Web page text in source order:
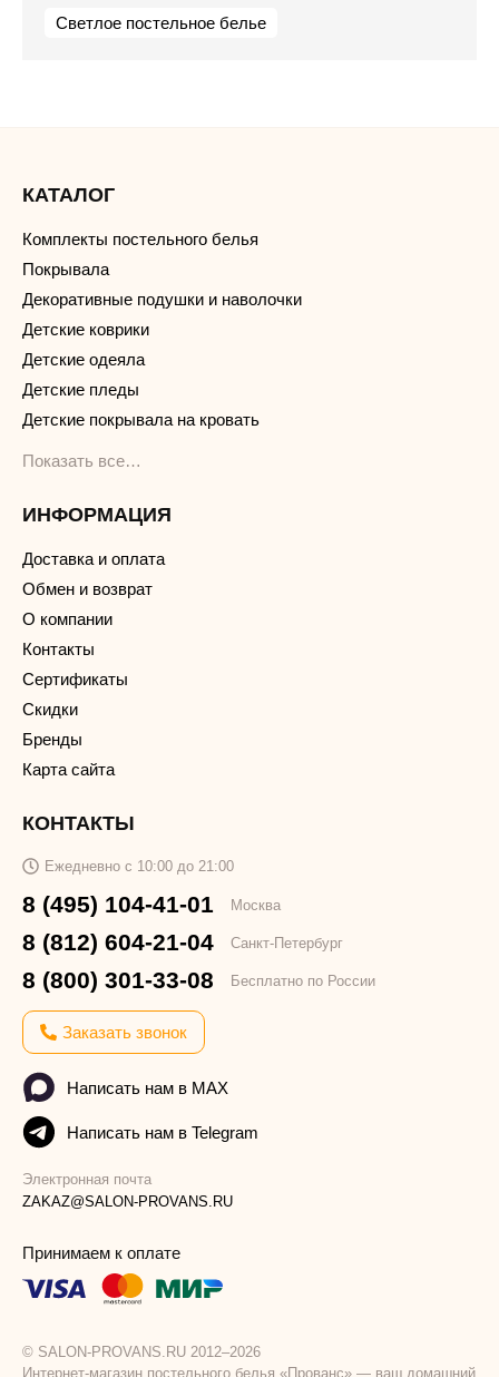
Светлое постельное белье
КАТАЛОГ
Комплекты постельного белья
Покрывала
Декоративные подушки и наволочки
Детские коврики
Детские одеяла
Детские пледы
Детские покрывала на кровать
Показать все…
ИНФОРМАЦИЯ
Доставка и оплата
Обмен и возврат
О компании
Контакты
Сертификаты
Скидки
Бренды
Карта сайта
КОНТАКТЫ
Ежедневно с 10:00 до 21:00
8 (495) 104-41-01 Москва
8 (812) 604-21-04 Санкт-Петербург
8 (800) 301-33-08 Бесплатно по России
Заказать звонок
Написать нам в MAX
Написать нам в Telegram
Электронная почта
ZAKAZ@SALON-PROVANS.RU
Принимаем к оплате
© SALON-PROVANS.RU 2012–2026
Интернет-магазин постельного белья «Прованс» — ваш домашний